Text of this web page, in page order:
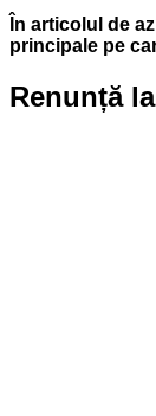
În articolul de
principale pe
Renunță